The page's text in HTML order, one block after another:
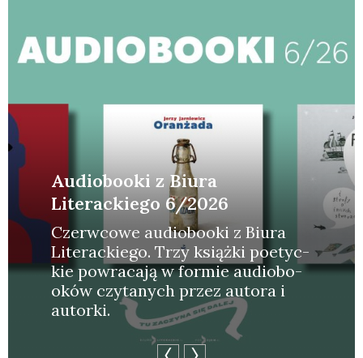
Audiobooki z Biura
Literackiego 6/2026
Czerw­co­we audio­bo­oki z Biu­ra
Lite­rac­kie­go. Trzy książ­ki poetyc­
kie powra­ca­ją w for­mie audio­bo­
oków czy­ta­nych przez auto­ra i
autor­ki.